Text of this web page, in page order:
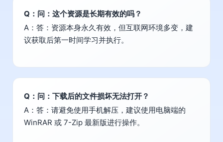
Q：问：这个资源是长期有效的吗？
A：答：资源本身永久有效，但互联网环境多变，建
议获取后第一时间学习并执行。
Q：问：下载后的文件损坏无法打开？
A：答：请避免使用手机解压，建议使用电脑端的
WinRAR 或 7-Zip 最新版进行操作。